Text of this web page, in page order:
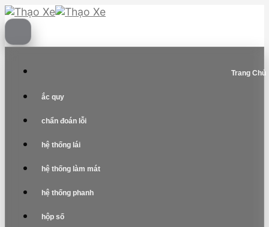
Skip
to
content
Trang Chủ
ắc quy
chẩn đoán lỗi
hệ thống lái
hệ thống làm mát
hệ thống phanh
hộp số